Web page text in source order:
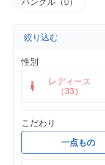
絞り込む
性別
レディース
（33）
こだわり
一点もの